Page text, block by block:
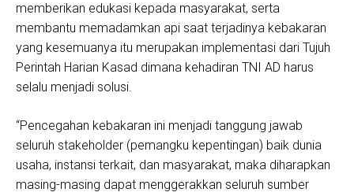
memberikan edukasi kepada masyarakat, serta
membantu memadamkan api saat terjadinya kebakaran
yang kesemuanya itu merupakan implementasi dari Tujuh
Perintah Harian Kasad dimana kehadiran TNI AD harus
selalu menjadi solusi.
“Pencegahan kebakaran ini menjadi tanggung jawab
seluruh stakeholder (pemangku kepentingan) baik dunia
usaha, instansi terkait, dan masyarakat, maka diharapkan
masing-masing dapat menggerakkan seluruh sumber